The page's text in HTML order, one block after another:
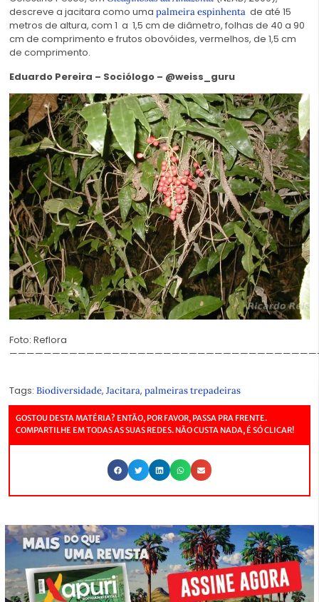
descreve a jacitara como uma palmeira espinhenta de até 15
metros de altura, com 1 a 1,5 cm de diâmetro, folhas de 40 a 90
cm de comprimento e frutos obovóides, vermelhos, de 1,5 cm
de comprimento.
Eduardo Pereira – Sociólogo – @weiss_guru
Foto: Reflora
Tags: Biodiversidade, Jacitara, palmeiras trepadeiras
GOSTOU DESTA MATÉRIA? ENTÃO, POR FAVOR, PASSA PRA FRENTE.
COMPARTILHE EM TODAS AS SUAS REDES. NÃO CUSTA NADA, É SÓ CLICAR!